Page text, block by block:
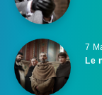
7
Le